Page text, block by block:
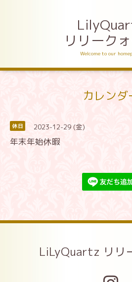
リリーク
Welcome to our
カレンダ
休日 2023-12-29 (金)
年末年始休暇
LiLyQuartz リリ